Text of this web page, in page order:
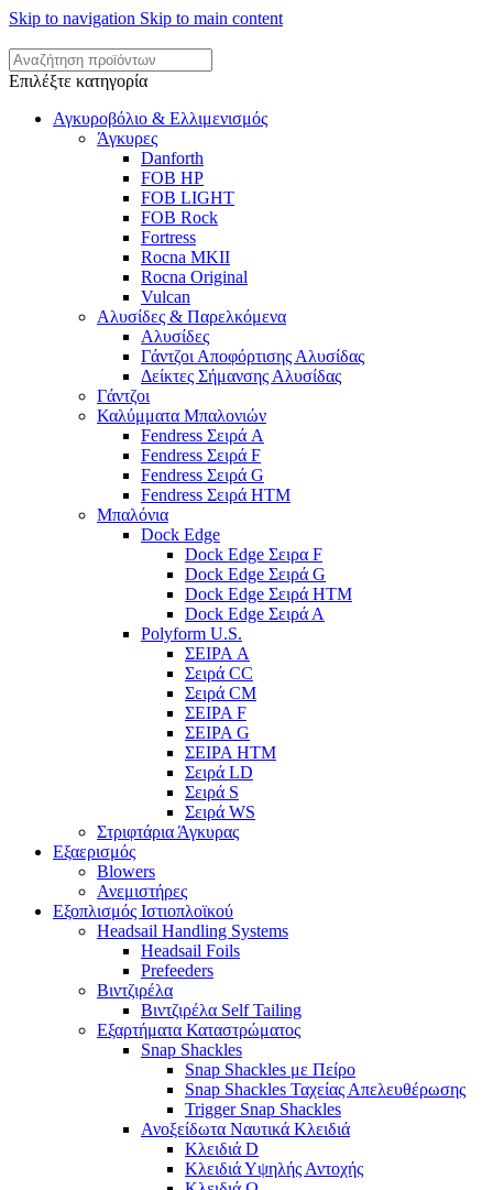
Skip to navigation Skip to main content
Επιλέξτε κατηγορία
Αγκυροβόλιο & Ελλιμενισμός
Άγκυρες
Danforth
FOB HP
FOB LIGHT
FOB Rock
Fortress
Rocna MKII
Rocna Original
Vulcan
Αλυσίδες & Παρελκόμενα
Αλυσίδες
Γάντζοι Αποφόρτισης Αλυσίδας
Δείκτες Σήμανσης Αλυσίδας
Γάντζοι
Καλύμματα Μπαλονιών
Fendress Σειρά A
Fendress Σειρά F
Fendress Σειρά G
Fendress Σειρά HTM
Μπαλόνια
Dock Edge
Dock Edge Σειρα F
Dock Edge Σειρά G
Dock Edge Σειρά HTM
Dock Edge Σειρά Α
Polyform U.S.
ΣΕΙΡΑ A
Σειρά CC
Σειρά CM
ΣΕΙΡΑ F
ΣΕΙΡΑ G
ΣΕΙΡΑ HTM
Σειρά LD
Σειρά S
Σειρά WS
Στριφτάρια Άγκυρας
Εξαερισμός
Blowers
Ανεμιστήρες
Εξοπλισμός Ιστιοπλοϊκού
Headsail Handling Systems
Headsail Foils
Prefeeders
Βιντζιρέλα
Βιντζιρέλα Self Tailing
Εξαρτήματα Καταστρώματος
Snap Shackles
Snap Shackles με Πείρο
Snap Shackles Ταχείας Απελευθέρωσης
Trigger Snap Shackles
Ανοξείδωτα Ναυτικά Κλειδιά
Κλειδιά D
Κλειδιά Υψηλής Αντοχής